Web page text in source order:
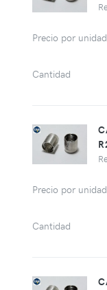
Precio por unidad
Cantidad
Precio por unidad
Cantidad